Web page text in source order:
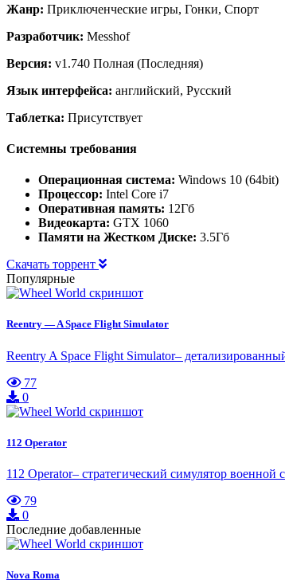
Жанр: Приключенческие игры, Гонки, Спорт
Разработчик: Messhof
Версия: v1.740 Полная (Последняя)
Язык интерфейса: английский, Русский
Таблетка: Присутствует
Системны требования
Операционная система: Windows 10 (64bit)
Процессор: Intel Core i7
Оперативная память: 12Гб
Видеокарта: GTX 1060
Памяти на Жестком Диске: 3.5Гб
Скачать торрент
Популярные
Reentry — A Space Flight Simulator
Reentry A Space Flight Simulator–
77
0
112 Operator
112 Operator– стратегический симулятор
79
0
Последние добавленные
Nova Roma